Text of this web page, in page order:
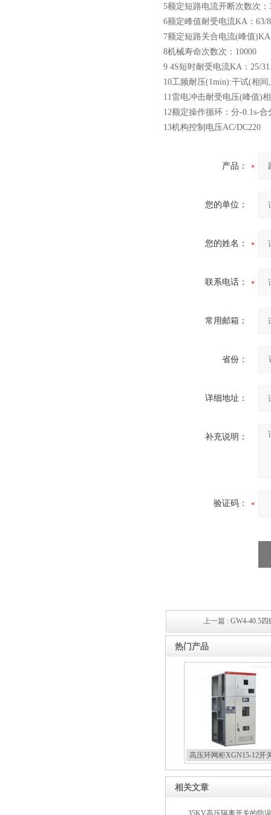
5额定短路电流开断次数次：
6额定峰值耐受电流KA：63/
7额定短路关合电流(峰值)KA
8机械寿命次数次：10000
9 4S短时耐受电流KA：25/
10工频耐压(1min):干试(相
11雷电冲击耐受电压(峰值)
12额定操作循环：分-0.1s-
13机构控制电压AC/DC220
产品：
您的单位：
您的姓名：
联系电话：
常用邮箱：
省份：
详细地址：
补充说明：
验证码：
上一篇 : GW4-40.5
热门产品
高压环网柜XGN15-12开
相关文章
35KV高压隔离开关的防